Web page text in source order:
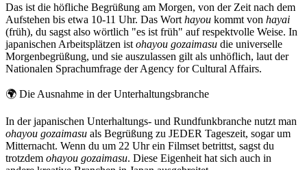
Das ist die höfliche Begrüßung am Morgen, von der Zeit nach dem
Aufstehen bis etwa 10-11 Uhr. Das Wort hayou kommt von hayai
(früh), du sagst also wörtlich "es ist früh" auf respektvolle Weise. In
japanischen Arbeitsplätzen ist ohayou gozaimasu die universelle
Morgenbegrüßung, und sie auszulassen gilt als unhöflich, laut der
Nationalen Sprachumfrage der Agency for Cultural Affairs.
🌍 Die Ausnahme in der Unterhaltungsbranche
In der japanischen Unterhaltungs- und Rundfunkbranche nutzt man
ohayou gozaimasu als Begrüßung zu JEDER Tageszeit, sogar um
Mitternacht. Wenn du um 22 Uhr ein Filmset betrittst, sagst du
trotzdem ohayou gozaimasu. Diese Eigenheit hat sich auch in